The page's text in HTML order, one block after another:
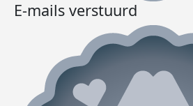
E-mails verstuurd